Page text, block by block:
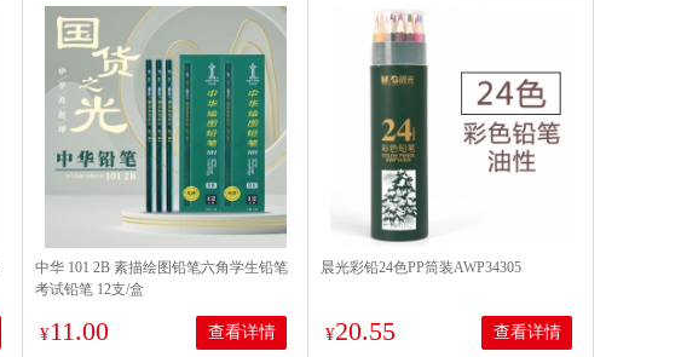
中华 101 2B 素描绘图铅笔六角学生铅笔
考试铅笔 12支/盒
¥11.00 查看详情
晨光彩铅24色PP筒装AWP34305
¥20.55 查看详情